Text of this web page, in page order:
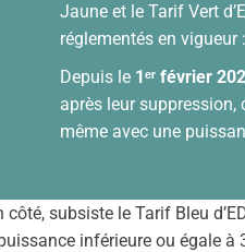
Jaune et le Tarif Vert
réglementés en
Depuis le 1ᵉʳ février
après leur suppression,
même avec une
côté, subsiste le Tarif Bleu
inférieure ou égale